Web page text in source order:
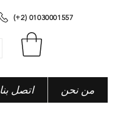
اتصل بنا من نحن
(+2) 01030001557